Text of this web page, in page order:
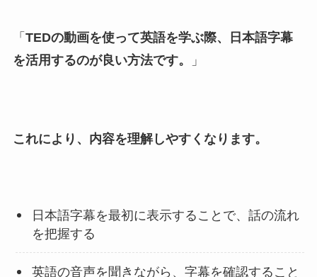
「 TEDの動画を使って英語を学ぶ際、日本語字幕
を活用するのが良い方法です。
」
これにより、内容を理解しやすくなります。
日本語字幕を最初に表示することで、話の流れ
を把握する
英語の音声を聞きながら、字幕を確認すること